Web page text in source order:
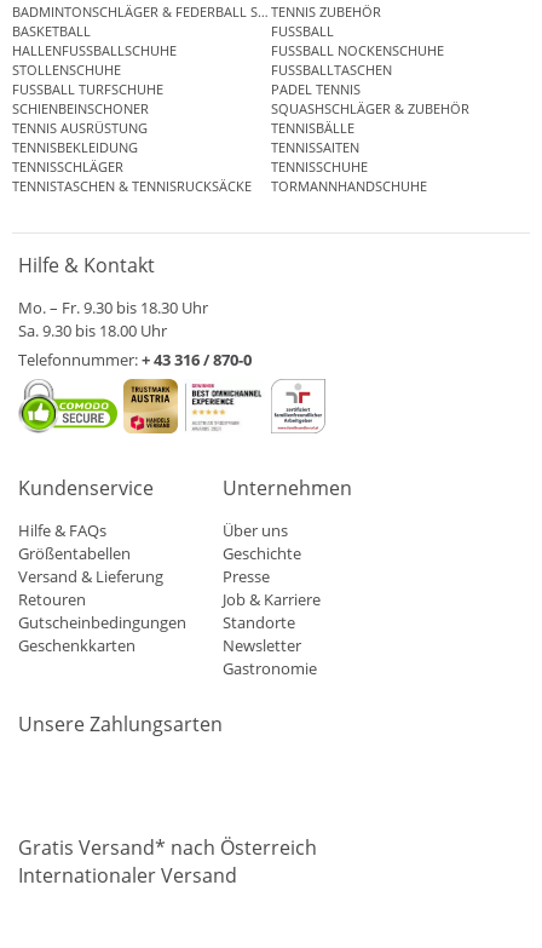
BADMINTONSCHLÄGER & FEDERBALL SETSTENNIS ZUBEHÖR
BASKETBALL
FUSSBALL
HALLENFUSSBALLSCHUHE
FUSSBALL NOCKENSCHUHE
STOLLENSCHUHE
FUSSBALLTASCHEN
FUSSBALL TURFSCHUHE
PADEL TENNIS
SCHIENBEINSCHONER
SQUASHSCHLÄGER & ZUBEHÖR
TENNIS AUSRÜSTUNG
TENNISBÄLLE
TENNISBEKLEIDUNG
TENNISSAITEN
TENNISSCHLÄGER
TENNISSCHUHE
TENNISTASCHEN & TENNISRUCKSÄCKE
TORMANNHANDSCHUHE
Hilfe & Kontakt
Mo. – Fr. 9.30 bis 18.30 Uhr
Sa. 9.30 bis 18.00 Uhr
Telefonnummer:+ 43 316 / 870-0
Kundenservice
Hilfe & FAQs
Größentabellen
Versand & Lieferung
Retouren
Gutscheinbedingungen
Geschenkkarten
Unternehmen
Über uns
Geschichte
Presse
Job & Karriere
Standorte
Newsletter
Gastronomie
Unsere Zahlungsarten
Gratis Versand* nach Österreich
Internationaler Versand